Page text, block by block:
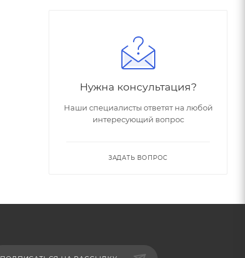
Нужна консультация?
Наши специалисты ответят на любой
интересующий вопрос
ЗАДАТЬ ВОПРОС